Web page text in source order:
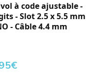
à code ajustable -
- Slot 2.5 x 5.5 mm
- Câble 4.4 mm
€